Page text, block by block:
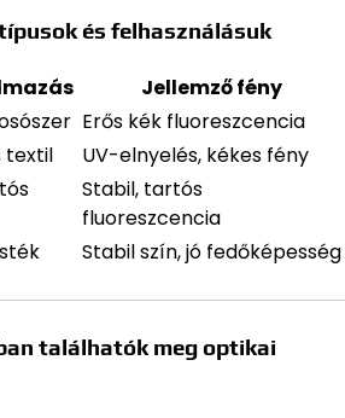
és felhasználásuk
Jellemző fény
Erős kék fluoreszcencia
textil
UV-elnyelés, kékes fény
Stabil, tartós
fluoreszcencia
Stabil szín, jó fedőképesség
találhatók meg optikai